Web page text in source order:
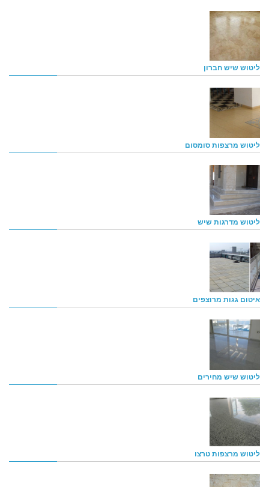
ליטוש שיש חברון
ליטוש מרצפות סומסום
ליטוש מדרגות שיש
איטום גגות מרוצפים
ליטוש שיש מחירים
ליטוש מרצפות טרצו